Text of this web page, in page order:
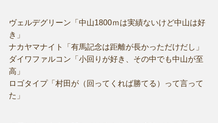
ヴェルデグリーン「中山1800ｍは実績ないけど中山は好
き」
ナカヤマナイト「有馬記念は距離が長かっただけだし」
ダイワファルコン「小回りが好き、その中でも中山が至
高」
ロゴタイプ「村田が（回ってくれば勝てる）って言って
た」